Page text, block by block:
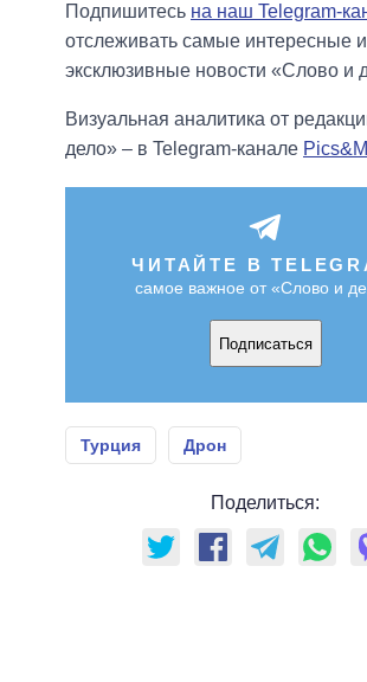
Подпишитесь на наш Telegram-
отслеживать самые интересные и
эксклюзивные новости «Слово и
Визуальная аналитика от
дело» – в Telegram-канале
ЧИТАЙТЕ В
самое важное от «Слово и
Подписаться
Турция Дрон
Поделиться: